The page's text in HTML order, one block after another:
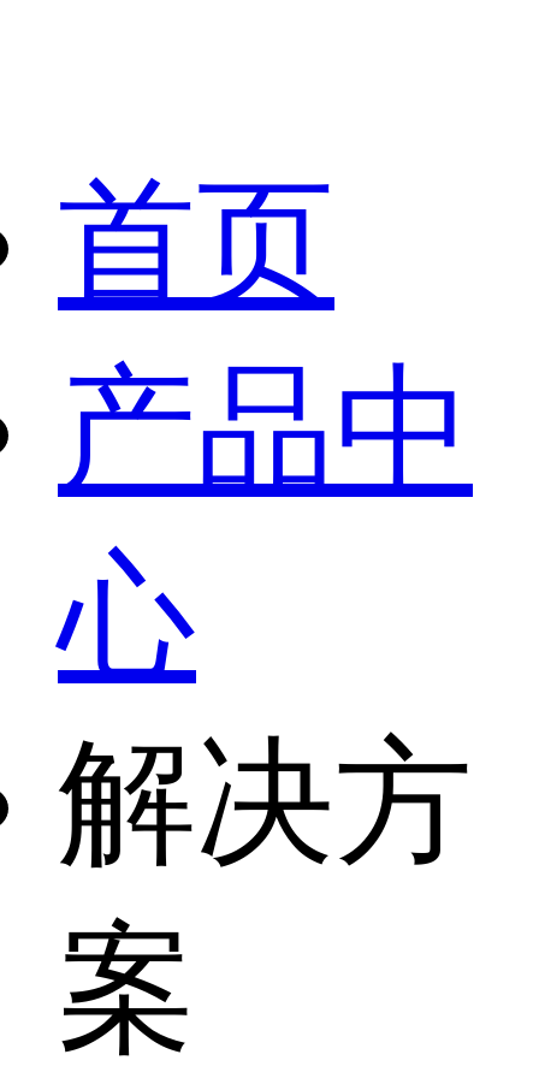
首页
产品中
心
解决方
案